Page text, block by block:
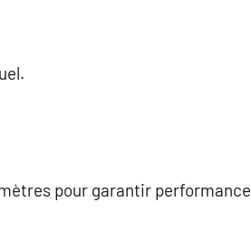
pour garantir performance